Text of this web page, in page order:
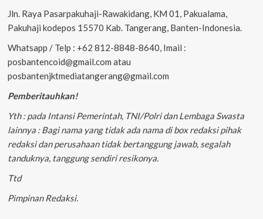
Jln. Raya Pasarpakuhaji-Rawakidang, KM 01, Pakualama,
Pakuhaji kodepos 15570 Kab. Tangerang, Banten-Indonesia.
Whatsapp / Telp : +62 812-8848-8640, Imail :
posbantencoid@gmail.com atau
posbantenjktmediatangerang@gmail.com
Pemberitauhkan!
Yth : pada Intansi Pemerintah, TNI/Polri dan Lembaga Swasta
lainnya : Bagi nama yang tidak ada nama di box redaksi pihak
redaksi dan perusahaan tidak bertanggung jawab, segalah
tanduknya, tanggung sendiri resikonya.
Ttd
Pimpinan Redaksi.